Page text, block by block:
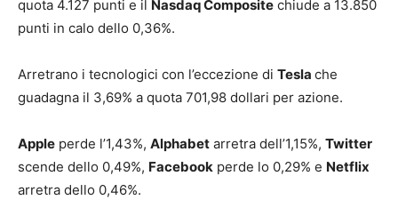
quota 4.127 punti e il Nasdaq Composite chiude a 13.850
punti in calo dello 0,36%.
Arretrano i tecnologici con l’eccezione di Tesla che
guadagna il 3,69% a quota 701,98 dollari per azione.
Apple perde l’1,43%, Alphabet arretra dell’1,15%, Twitter
scende dello 0,49%, Facebook perde lo 0,29% e Netflix
arretra dello 0,46%.